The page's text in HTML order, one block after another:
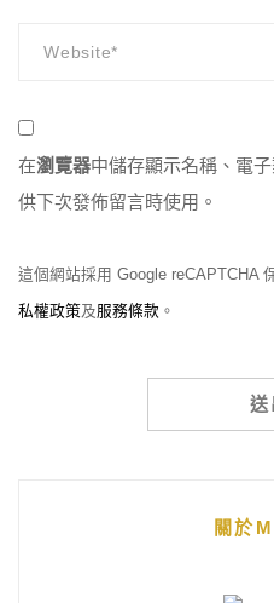
在瀏覽器中儲存顯示名稱、電
供下次發佈留言時使用。
這個網站採用 Google reCAPTCHA
私權政策及服務條款 。
關於